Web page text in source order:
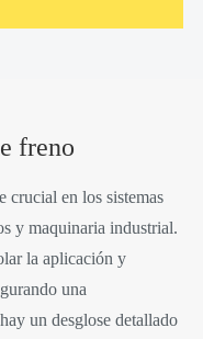
freno
crucial en los sistemas
y maquinaria industrial.
la aplicación y
una
un desglose detallado